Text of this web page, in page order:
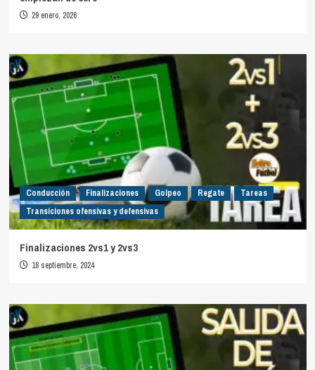
29 enero, 2026
Conducción Finalizaciones Golpeo Regate
Tareas
Transiciones ofensivas y defensivas
Finalizaciones 2vs1 y 2vs3
18 septiembre, 2024